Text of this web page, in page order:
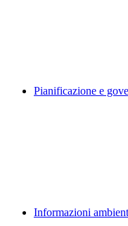
Pianificazione e
Informazioni